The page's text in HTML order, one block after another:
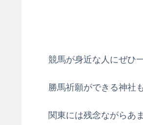
競馬が身近な人にぜひ
勝馬祈願ができる神社
関東には残念ながらあ